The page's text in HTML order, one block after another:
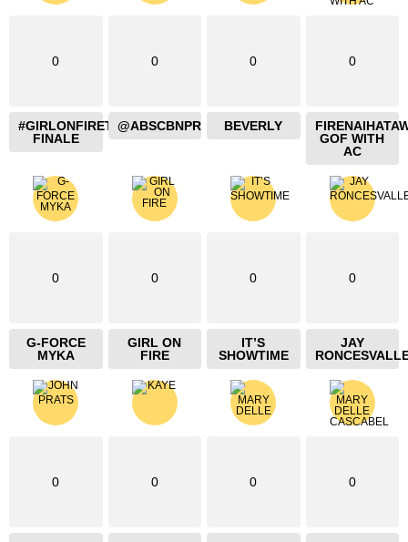
0
#GIRLONFIRETHEBLAZING
FINALE
0
@ABSCBNPR
0
BEVERLY
0
GOF WITH
AC
0
G-FORCE
MYKA
0
GIRL ON
FIRE
0
IT’S
SHOWTIME
0
JAY
0 0 0 0